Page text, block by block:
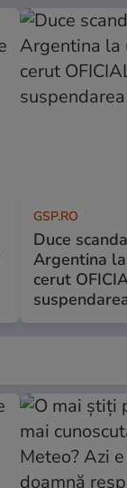
GSP.RO
Duce
Argentina
cerut